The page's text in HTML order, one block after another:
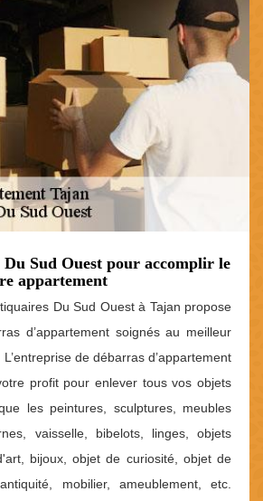
Sud Ouest pour accomplir le
appartement
Du Sud Ouest à Tajan propose
d’appartement soignés au meilleur
de débarras d’appartement
profit pour enlever tous vos objets
les peintures, sculptures, meubles
vaisselle, bibelots, linges, objets
bijoux, objet de curiosité, objet de
mobilier, ameublement, etc.